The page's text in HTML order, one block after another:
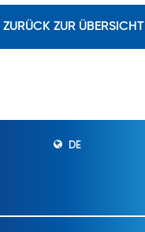
ZURÜCK ZUR ÜBERSICHT
DE